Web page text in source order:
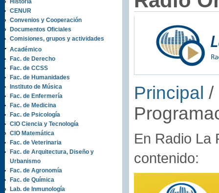
Historia
CENUR
Convenios y Cooperación
Documentos Oficiales
Comisiones, grupos y actividades
Académico
Fac. de Derecho
Fac. de CCSS
Fac. de Humanidades
Instituto de Música
Fac. de Enfermería
Fac. de Medicina
Fac. de Psicología
CIO Ciencia y Tecnología
CIO Matemática
Fac. de Veterinaria
Fac. de Arquitectura, Diseño y
Urbanismo
Fac. de Agronomía
Fac. de Química
Lab. de Inmunología
Principal /
En Radio La
contenido: